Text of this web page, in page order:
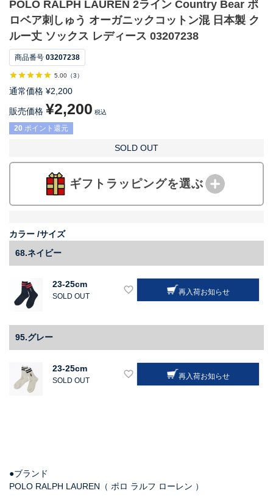
POLO RALPH LAUREN 2ライン Country Bear ポ
ロベア刺しゅう オーガニックコットン混 日本製 ク
ルー丈 ソックス レディース 03207238
商品番号 03207238
5.00 （3）
通常価格 ¥2,200
販売価格 ¥2,200 税込
20 ポイント還元
SOLD OUT
ギフトラッピングを選ぶ
カラー サイズ
68.ネイビー
23-25cm
SOLD OUT 再入荷お知らせ
95.グレー
23-25cm
SOLD OUT 再入荷お知らせ
●ブランド
POLO RALPH LAUREN（ ポロ ラルフ ローレン ）